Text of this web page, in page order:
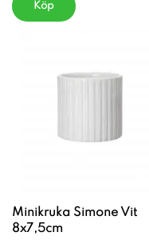
Köp
Minikruka Simone Vit
8x7,5cm